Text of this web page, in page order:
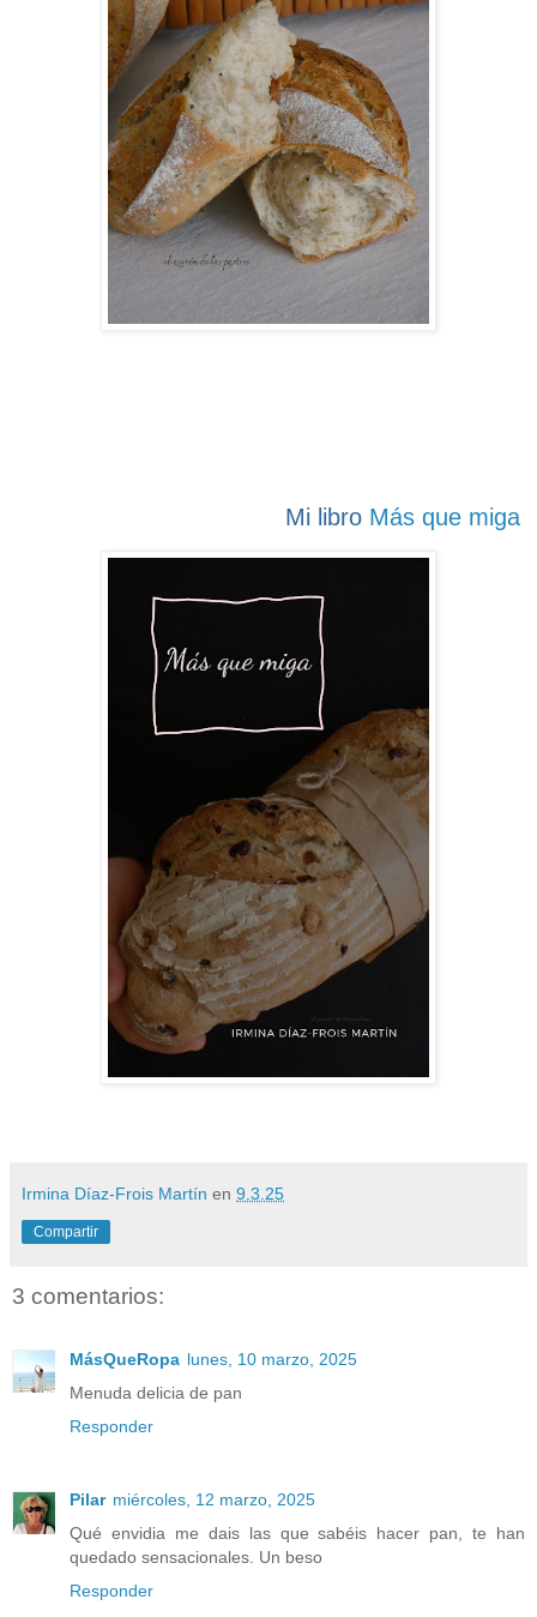
Mi libro Más que miga
Irmina Díaz-Frois Martín en 9.3.25
Compartir
3 comentarios:
MásQueRopa lunes, 10 marzo, 2025
Menuda delicia de pan
Responder
Pilar miércoles, 12 marzo, 2025
Qué envidia me dais las que sabéis hacer pan, te han
quedado sensacionales. Un beso
Responder